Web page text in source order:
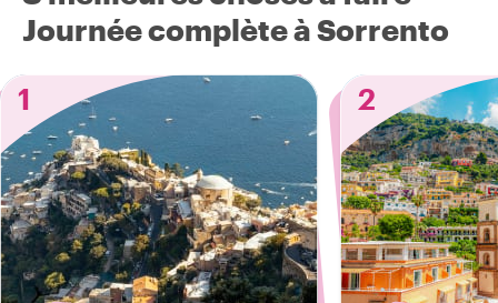
Journée complète à Sorrento
1
2